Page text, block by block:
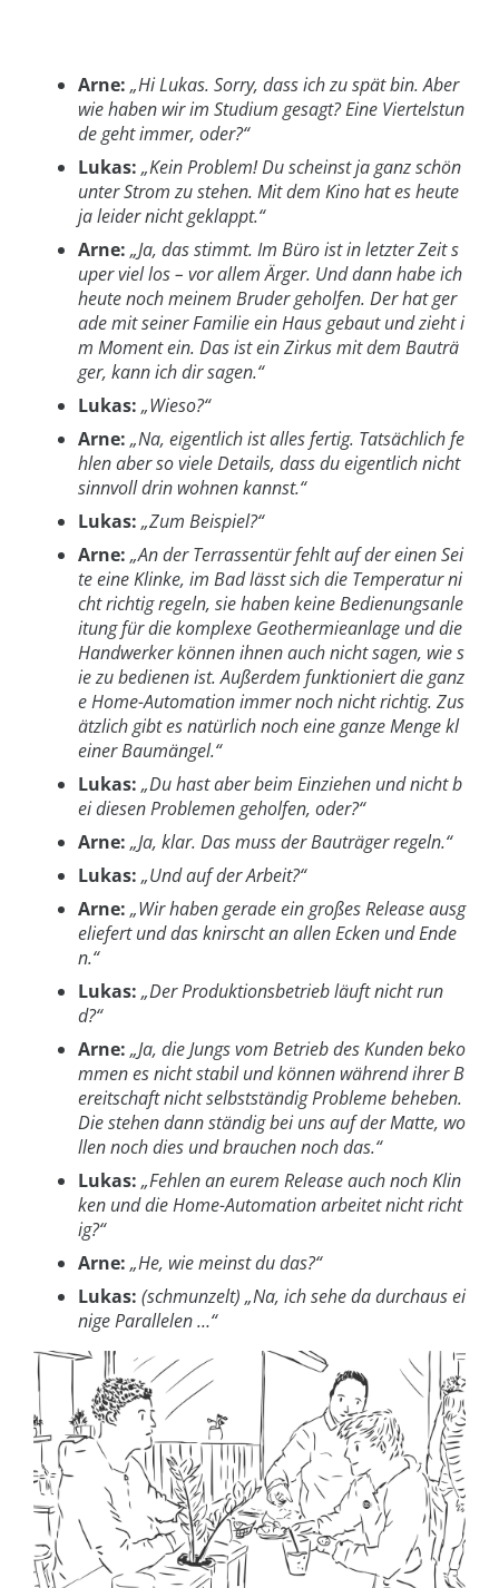
Arne: „Hi Lukas. Sorry, dass ich zu spät bin. Aber
wie haben wir im Studium gesagt? Eine Viertelstun
de geht immer, oder?“
Lukas: „Kein Problem! Du scheinst ja ganz schön
unter Strom zu stehen. Mit dem Kino hat es heute
ja leider nicht geklappt.“
Arne: „Ja, das stimmt. Im Büro ist in letzter Zeit s
uper viel los – vor allem Ärger. Und dann habe ich
heute noch meinem Bruder geholfen. Der hat ger
ade mit seiner Familie ein Haus gebaut und zieht i
m Moment ein. Das ist ein Zirkus mit dem Bauträ
ger, kann ich dir sagen.“
Lukas: „Wieso?“
Arne: „Na, eigentlich ist alles fertig. Tatsächlich fe
hlen aber so viele Details, dass du eigentlich nicht
sinnvoll drin wohnen kannst.“
Lukas: „Zum Beispiel?“
Arne: „An der Terrassentür fehlt auf der einen Sei
te eine Klinke, im Bad lässt sich die Temperatur ni
cht richtig regeln, sie haben keine Bedienungsanle
itung für die komplexe Geothermieanlage und die
Handwerker können ihnen auch nicht sagen, wie s
ie zu bedienen ist. Außerdem funktioniert die ganz
e Home-Automation immer noch nicht richtig. Zus
ätzlich gibt es natürlich noch eine ganze Menge kl
einer Baumängel.“
Lukas: „Du hast aber beim Einziehen und nicht b
ei diesen Problemen geholfen, oder?“
Arne: „Ja, klar. Das muss der Bauträger regeln.“
Lukas: „Und auf der Arbeit?“
Arne: „Wir haben gerade ein großes Release ausg
eliefert und das knirscht an allen Ecken und Ende
n.“
Lukas: „Der Produktionsbetrieb läuft nicht run
d?“
Arne: „Ja, die Jungs vom Betrieb des Kunden beko
mmen es nicht stabil und können während ihrer B
ereitschaft nicht selbstständig Probleme beheben.
Die stehen dann ständig bei uns auf der Matte, wo
llen noch dies und brauchen noch das.“
Lukas: „Fehlen an eurem Release auch noch Klin
ken und die Home-Automation arbeitet nicht richt
ig?“
Arne: „He, wie meinst du das?“
Lukas: (schmunzelt) „Na, ich sehe da durchaus ei
nige Parallelen …“